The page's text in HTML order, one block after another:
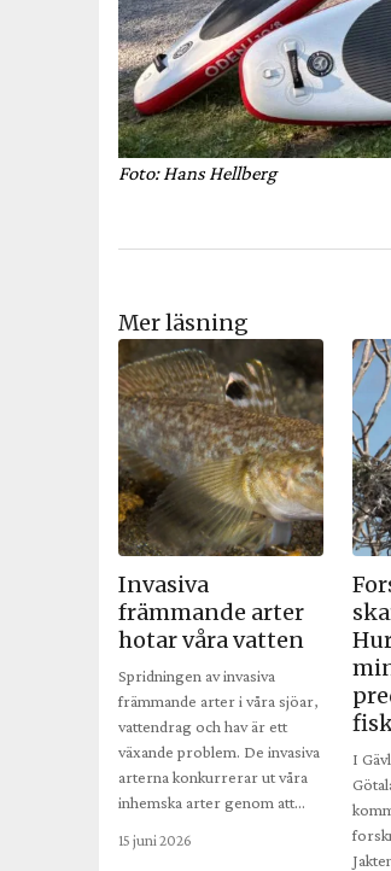
Foto: Hans Hellberg
Mer läsning
Invasiva
främmande arter
hotar våra vatten
Spridningen av invasiva
främmande arter i våra sjöar,
vattendrag och hav är ett
växande problem. De invasiva
arterna konkurrerar ut våra
inhemska arter genom att…
15 juni 2026
I